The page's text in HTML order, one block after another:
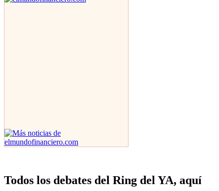
Todos los debates del Ring del YA, aquí